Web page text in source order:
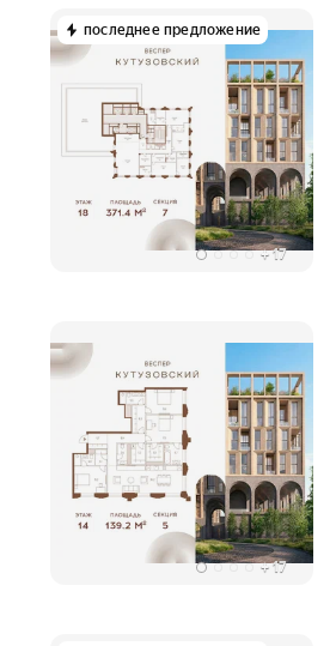
последнее предложение
+17
+17